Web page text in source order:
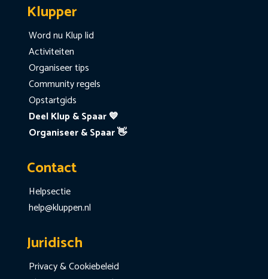
Klupper
Word nu Klup lid
Activiteiten
Organiseer tips
Community regels
Opstartgids
Deel Klup & Spaar 💙
Organiseer & Spaar 👋
Contact
Helpsectie
help@kluppen.nl
Juridisch
Privacy & Cookiebeleid